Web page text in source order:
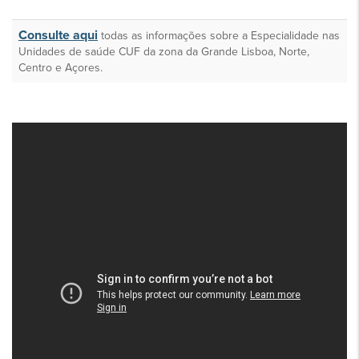
Consulte aqui todas as informações sobre a Especialidade nas
Unidades de saúde CUF da zona da Grande Lisboa, Norte,
Centro e Açores.